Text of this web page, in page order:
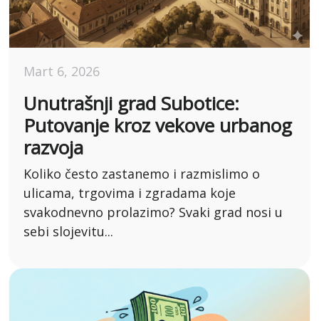
Mart 6, 2026
Unutrašnji grad Subotice:
Putovanje kroz vekove urbanog
razvoja
Koliko često zastanemo i razmislimo o
ulicama, trgovima i zgradama koje
svakodnevno prolazimo? Svaki grad nosi u
sebi slojevitu...